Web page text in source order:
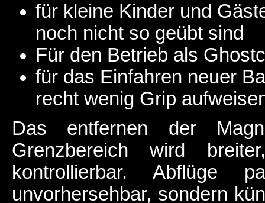
für kleine Kinder und
noch nicht so geübt sind
Für den Betrieb als
für das Einfahren neuer
recht wenig Grip
Das entfernen der
Grenzbereich wird
kontrollierbar. Abflüge
unvorhersehbar, sondern